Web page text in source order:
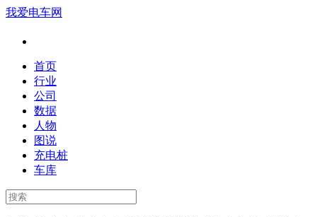
我爱电车网
首页
行业
公司
数据
人物
图说
充电桩
车库